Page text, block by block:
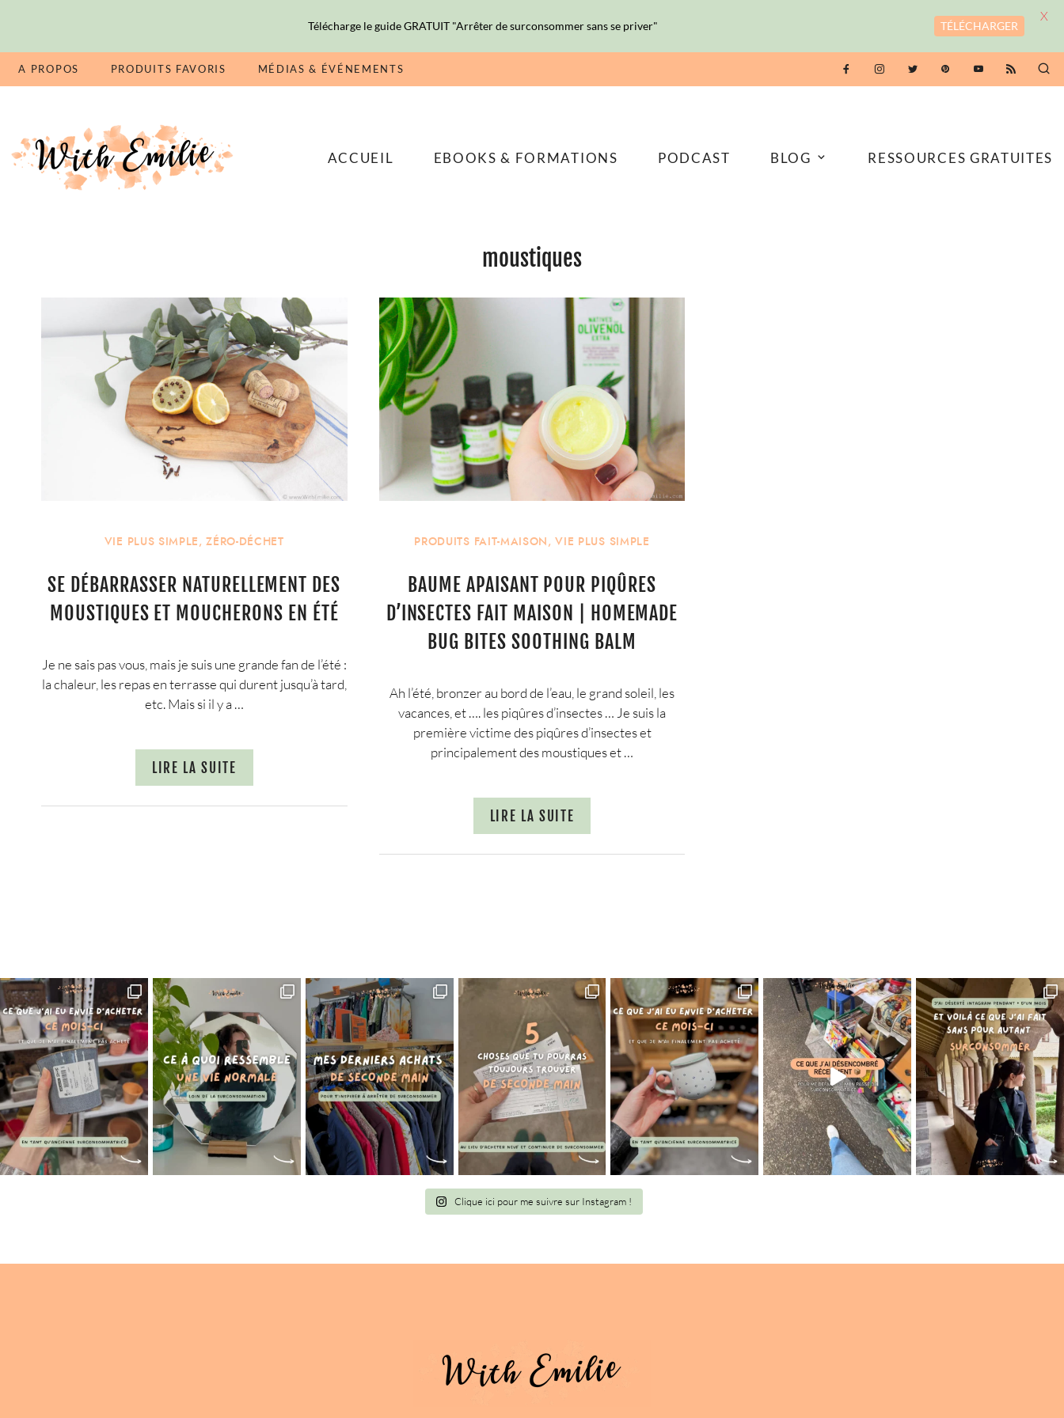
A PROPOS PRODUITS FAVORIS MÉDIAS & ÉVÉNEMENTS
ACCUEIL EBOOKS & FORMATIONS PODCAST BLOG RESSOURCES GRATUITES
moustiques
VIE PLUS SIMPLE,ZÉRO-DÉCHET
SE DÉBARRASSER NATURELLEMENT DES
MOUSTIQUES ET MOUCHERONS EN ÉTÉ
Je ne sais pas vous, mais je suis une grande fan de l’été :
la chaleur, les repas en terrasse qui durent jusqu’à tard,
etc. Mais si il y a …
LIRE LA SUITE
PRODUITS FAIT-MAISON,VIE PLUS SIMPLE
BAUME APAISANT POUR PIQÛRES
D’INSECTES FAIT MAISON | HOMEMADE
BUG BITES SOOTHING BALM
Ah l’été, bronzer au bord de l’eau, le grand soleil, les
vacances, et …. les piqûres d’insectes … Je suis la
première victime des piqûres d’insectes et
principalement des moustiques et …
LIRE LA SUITE
Clique ici pour me suivre sur Instagram !
Télécharge le guide GRATUIT "Arrêter de surconsommer sans se priver" TÉLÉCHARGER
X